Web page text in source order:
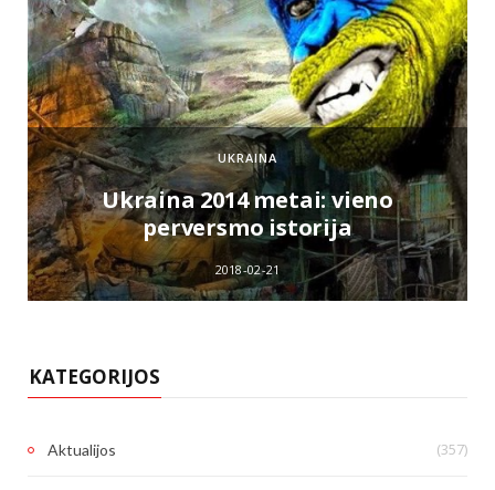
UKRAINA
Ukraina 2014 metai: vieno
perversmo istorija
2018-02-21
KATEGORIJOS
Aktualijos (357)